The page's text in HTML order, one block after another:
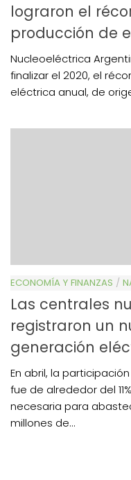
lograron el
producción de
Nucleoeléctrica
finalizar el 2020, el
eléctrica anual, de
ECONOMÍA Y FINANZAS /
Las centrales
registraron un
generación
En abril, la
fue de alrededor del
necesaria para
millones de...